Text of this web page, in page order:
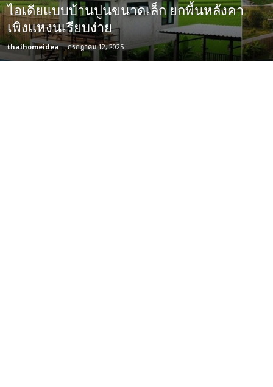
ไอเดียแบบบ้านปูนขนาดเล็ก ยกพื้นหลังคา
เพิงแหงนเรียบง่าย
thaihomeidea - กรกฎาคม 12, 2025